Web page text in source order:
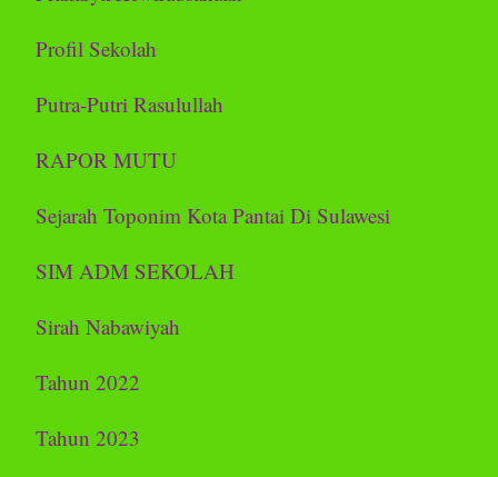
Profil Sekolah
Putra-Putri Rasulullah
RAPOR MUTU
Sejarah Toponim Kota Pantai Di Sulawesi
SIM ADM SEKOLAH
Sirah Nabawiyah
Tahun 2022
Tahun 2023